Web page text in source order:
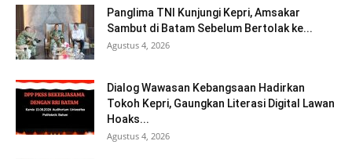
Panglima TNI Kunjungi Kepri, Amsakar
Sambut di Batam Sebelum Bertolak ke...
Agustus 4, 2026
Dialog Wawasan Kebangsaan Hadirkan
Tokoh Kepri, Gaungkan Literasi Digital Lawan
Hoaks...
Agustus 4, 2026